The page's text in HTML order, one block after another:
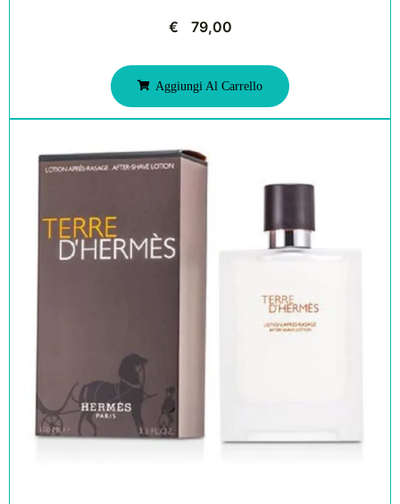
€ 79,00
Aggiungi Al Carrello